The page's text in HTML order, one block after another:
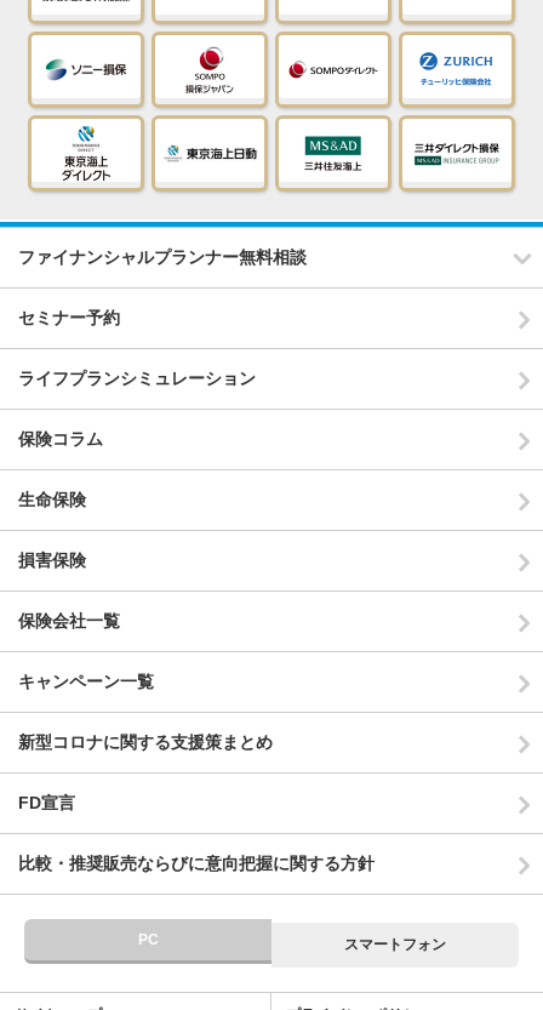
ファイナンシャルプランナー無料相談
セミナー予約
ライフプランシミュレーション
保険コラム
生命保険
損害保険
保険会社一覧
キャンペーン一覧
新型コロナに関する支援策まとめ
FD宣言
比較・推奨販売ならびに意向把握に関する方針
PC スマートフォン